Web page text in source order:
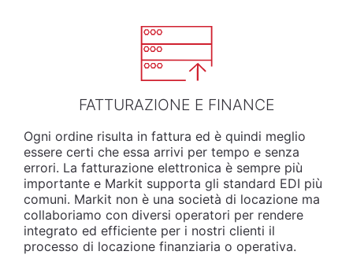
FATTURAZIONE E FINANCE
Ogni ordine risulta in fattura ed è quindi meglio
essere certi che essa arrivi per tempo e senza
errori. La fatturazione elettronica è sempre più
importante e Markit supporta gli standard EDI più
comuni. Markit non è una società di locazione ma
collaboriamo con diversi operatori per rendere
integrato ed efficiente per i nostri clienti il
processo di locazione finanziaria o operativa.